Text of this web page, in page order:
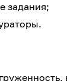
задания;